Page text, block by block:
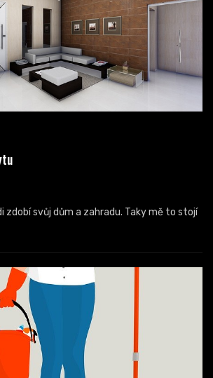
zdobí svůj dům a zahradu. Taky mě to stojí